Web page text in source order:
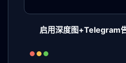
启用深度图+Telegram